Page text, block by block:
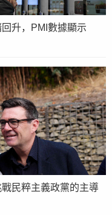
升，PMI數據顯示
民粹主義政黨的主導